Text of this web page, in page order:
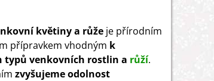
květiny a růže je přírodním
přípravkem vhodným k
typů venkovních rostlin a růží.
zvyšujeme odolnost